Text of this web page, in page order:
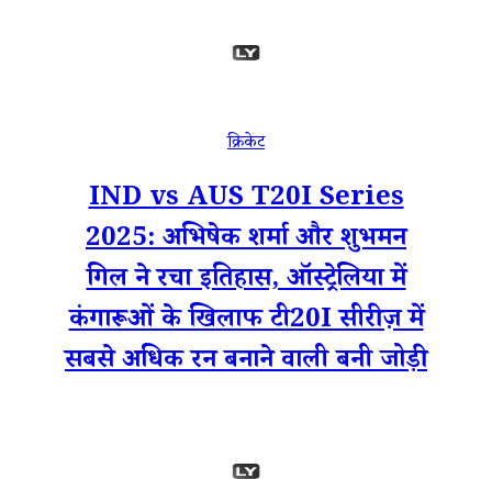
क्रिकेट
IND vs AUS T20I Series
2025: अभिषेक शर्मा और शुभमन
गिल ने रचा इतिहास, ऑस्ट्रेलिया में
कंगारूओं के खिलाफ टी20I सीरीज़ में
सबसे अधिक रन बनाने वाली बनी जोड़ी